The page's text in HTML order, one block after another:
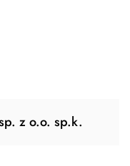
z o.o. sp.k.